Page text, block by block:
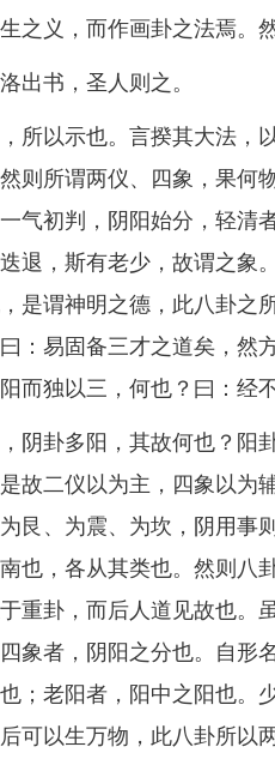
之义，而作画卦之法焉。
书，圣人则之。
以示也。言揆其大法，以
则所谓两仪、四象，果何
气初判，阴阳始分，轻清
退，斯有老少，故谓之象
是谓神明之德，此八卦之
：易固备三才之道矣，然
而独以三，何也？曰：经
卦多阳，其故何也？阳卦
故二仪以为主，四象以为
艮、为震、为坎，阴用事
也，各从其类也。然则八
重卦，而后人道见故也。
象者，阴阳之分也。自形
；老阳者，阳中之阳也。
可以生万物，此八卦所以